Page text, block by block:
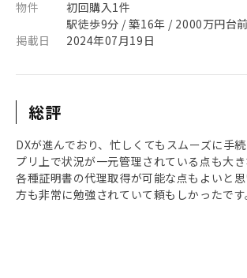
物件
初回購入1件
駅徒歩9分 / 築16年 / 2000万円台
掲載日
2024年07月19日
総評
DXが進んでおり、忙しくてもスムーズに手
プリ上で状況が一元管理されている点も大き
各種証明書の代理取得が可能な点もよいと
方も非常に勉強されていて頼もしかったです